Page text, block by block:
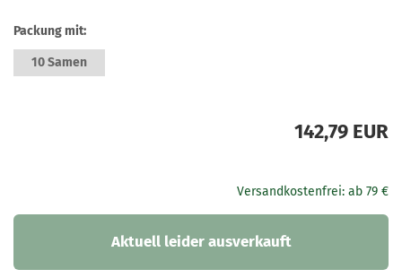
Packung mit:
10 Samen
142,79 EUR